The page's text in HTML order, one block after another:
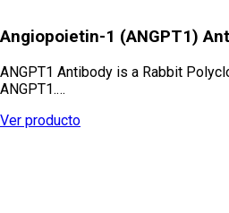
Angiopoietin-1 (ANGPT1)
ANGPT1 Antibody is a Rabbit
ANGPT1.…
Ver producto